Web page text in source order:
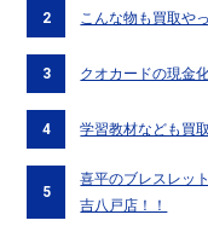
2 こんな物も買取や
3 クオカードの現金
4 学習教材なども買
5
喜平のブレスレッ
吉八戸店！！